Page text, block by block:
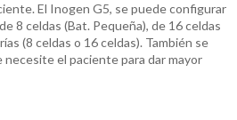
El Inogen G5, se puede configurar
8 celdas (Bat. Pequeña), de 16 celdas
(8 celdas o 16 celdas). También se
el paciente para dar mayor